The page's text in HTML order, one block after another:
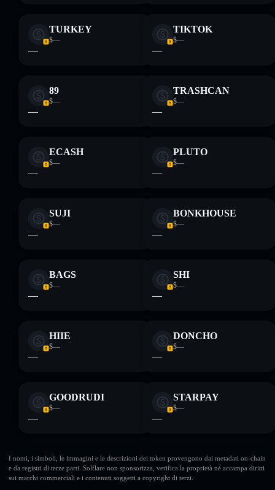
TURKEY
$—
—
TIKTOK
$—
—
89
$—
—
TRASHCAN
$—
—
ECASH
$—
—
PLUTO
$—
—
SUJI
$—
—
BONKHOUSE
$—
—
BAGS
$—
—
SHI
$—
—
HIIE
$—
—
DONCHO
$—
—
GOODRUDI
$—
—
STARPAY
$—
—
I nomi, i simboli, le immagini e le descrizioni dei token provengono dai metadati on-chain
e da registri di terze parti. Solflare non sponsorizza, verifica la proprietà né accampa diritti
sui marchi commerciali e i contenuti soggetti a copyright di terzi.